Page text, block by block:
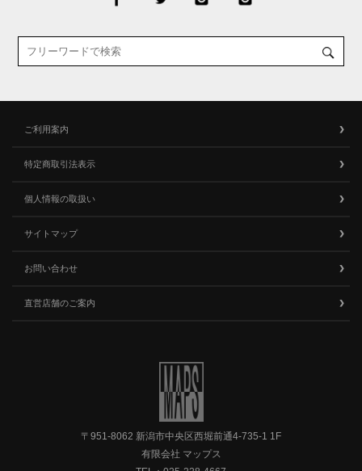
ご利用案内
特定商取引法表示
個人情報の取扱い
サイトマップ
お問い合わせ
直営店舗のご案内
〒951-8062 新潟市中央区西堀前通4-735-1 1F
有限会社 マップス